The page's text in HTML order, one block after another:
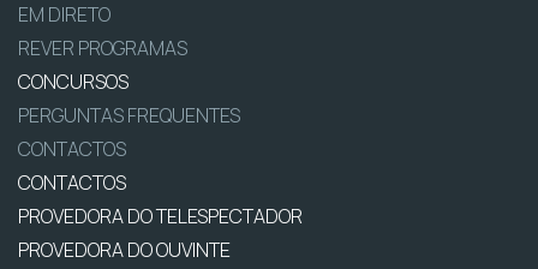
EM DIRETO
REVER PROGRAMAS
CONCURSOS
PERGUNTAS FREQUENTES
CONTACTOS
CONTACTOS
PROVEDORA DO TELESPECTADOR
PROVEDORA DO OUVINTE